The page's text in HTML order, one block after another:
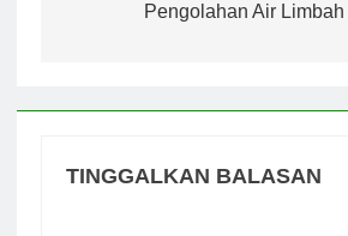
Pengolahan Air Limbah
TINGGALKAN BALASAN